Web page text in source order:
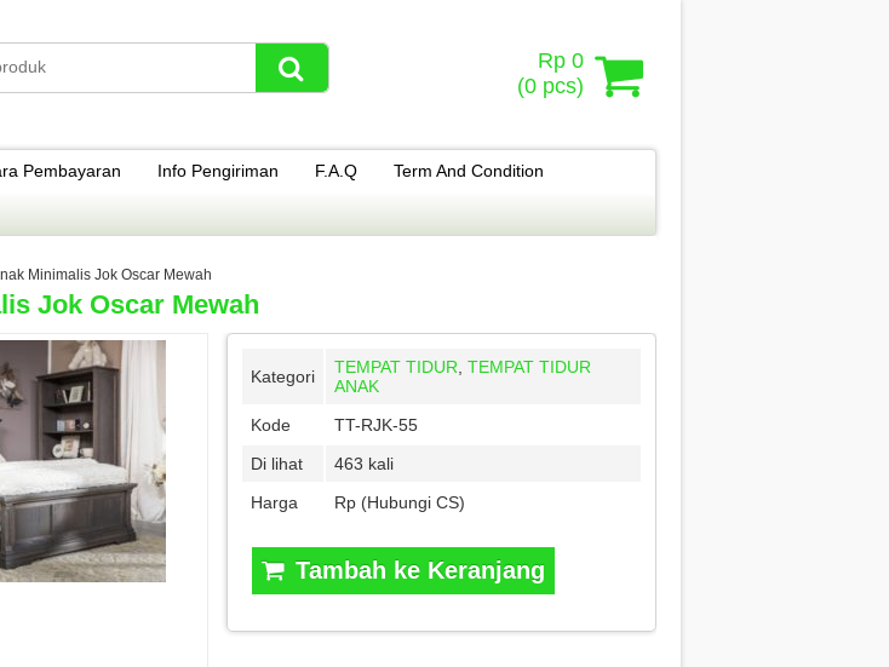
Rp 0
(0 pcs)
Pembayaran Info Pengiriman F.A.Q Term And Condition
Minimalis Jok Oscar Mewah
Jok Oscar Mewah
Kategori TEMPAT TIDUR TEMPAT TIDUR
ANAK
Kode
TT-RJK-55
Di lihat
463 kali
Harga
Rp (Hubungi CS)
Tambah ke Keranjang